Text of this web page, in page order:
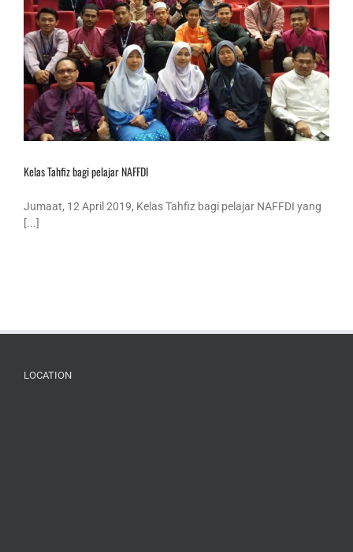
Kelas Tahfiz bagi pelajar NAFFDI
Jumaat, 12 April 2019, Kelas Tahfiz bagi pelajar NAFFDI yang
[...]
LOCATION